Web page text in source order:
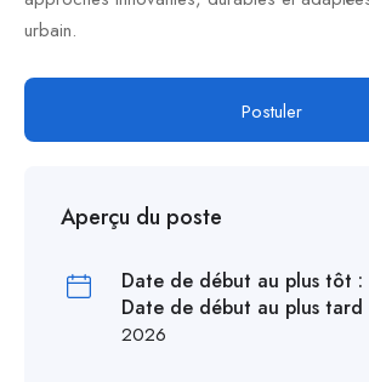
urbain.
Postuler
Aperçu du poste
Date de début au plus tôt :
Date de début au plus tard
2026